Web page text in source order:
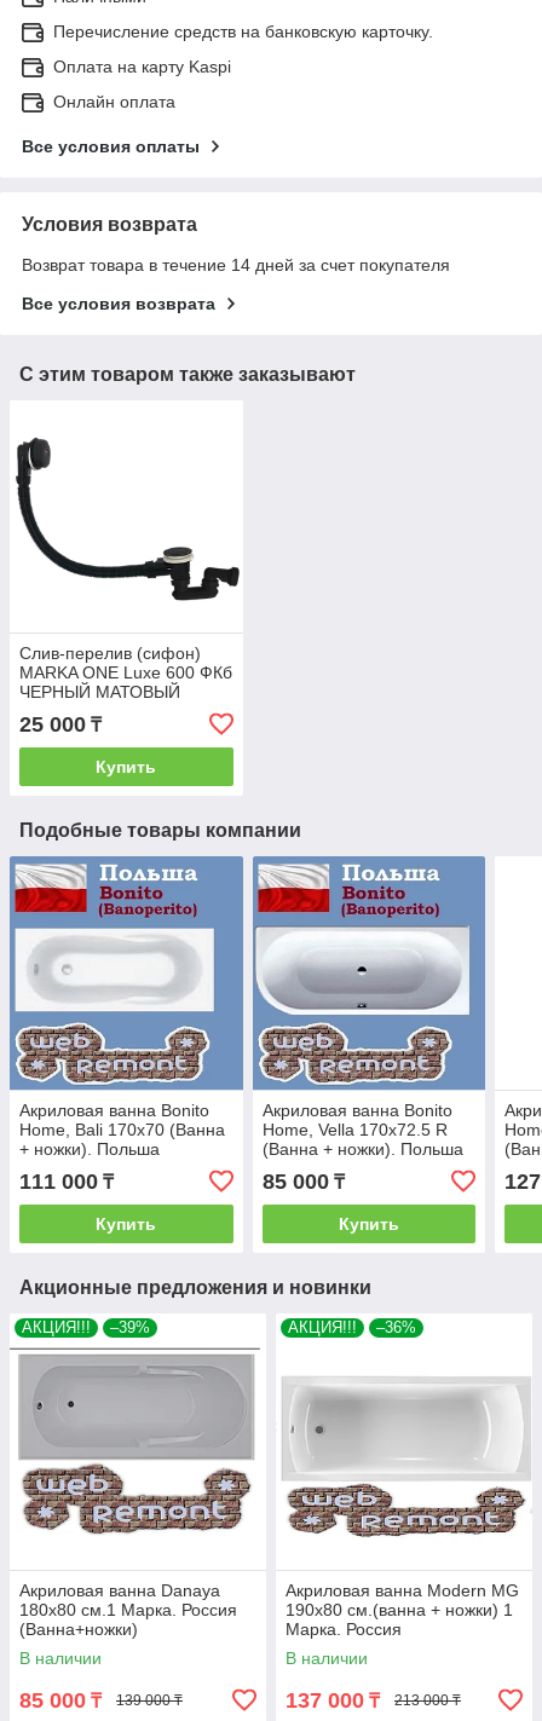
Перечисление средств на банковскую карточку.
Оплата на карту Kaspi
Онлайн оплата
Все условия оплаты
Условия возврата
Возврат товара в течение 14 дней за счет покупателя
Все условия возврата
С этим товаром также заказывают
Слив-перелив (сифон)
MARKA ONE Luxe 600 ФКб
ЧЕРНЫЙ МАТОВЫЙ
25 000 ₸
Купить
Подобные товары компании
Акриловая ванна Bonito
Home, Bali 170x70 (Ванна
+ ножки). Польша
111 000 ₸
Купить
Акриловая ванна Bonito
Home, Vella 170х72.5 R
(Ванна + ножки). Польша
85 000₸
Купить
Акционные предложения и новинки
АКЦИЯ!!! –39%
Акриловая ванна Danaya
180x80 см.1 Марка. Россия
(Ванна+ножки)
В наличии
85 000 ₸ 139 000 ₸
АКЦИЯ!!! –36%
Акриловая ванна Modern MG
190х80 см.(ванна + ножки) 1
Марка. Россия
В наличии
137 000 ₸ 213 000 ₸